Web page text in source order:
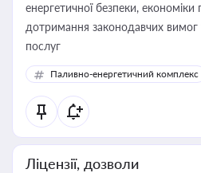
енергетичної безпеки, економіки
дотримання законодавчих
послуг
Паливно-енергетичний комплекс
Ліцензії, дозволи